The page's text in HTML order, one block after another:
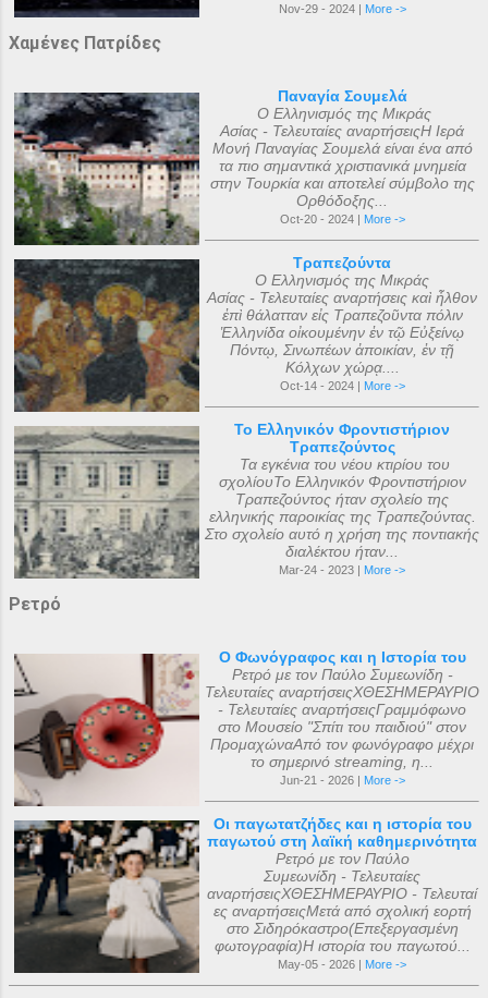
Nov-29 - 2024 | More ->
Χαμένες Πατρίδες
Παναγία Σουμελά
Ο Ελληνισμός της Μικράς
Ασίας - Τελευταίες αναρτήσειςΗ Ιερά
Μονή Παναγίας Σουμελά είναι ένα από
τα πιο σημαντικά χριστιανικά μνημεία
στην Τουρκία και αποτελεί σύμβολο της
Ορθόδοξης...
Oct-20 - 2024 | More ->
Τραπεζούντα
Ο Ελληνισμός της Μικράς
Ασίας - Τελευταίες αναρτήσεις καὶ ἦλθον
ἐπὶ θάλατταν εἰς Τραπεζοῦντα πόλιν
Ἑλληνίδα οἰκουμένην ἐν τῷ Εὐξείνῳ
Πόντῳ, Σινωπέων ἀποικίαν, ἐν τῇ
Κόλχων χώρᾳ....
Oct-14 - 2024 | More ->
Το Ελληνικόν Φροντιστήριον
Τραπεζούντος
Τα εγκένια του νέου κτιρίου του
σχολίουΤο Ελληνικόν Φροντιστήριον
Τραπεζούντος ήταν σχολείο της
ελληνικής παροικίας της Τραπεζούντας.
Στο σχολείο αυτό η χρήση της ποντιακής
διαλέκτου ήταν...
Mar-24 - 2023 | More ->
Ρετρό
Ο Φωνόγραφος και η Ιστορία του
Ρετρό με τον Παύλο Συμεωνίδη -
Τελευταίες αναρτήσειςΧΘΕΣΗΜΕΡΑΥΡΙΟ
- Τελευταίες αναρτήσειςΓραμμόφωνο
στο Μουσείο "Σπίτι του παιδιού" στον
ΠρομαχώναΑπό τον φωνόγραφο μέχρι
το σημερινό streaming, η...
Jun-21 - 2026 | More ->
Οι παγωτατζήδες και η ιστορία του
παγωτού στη λαϊκή καθημερινότητα
Ρετρό με τον Παύλο
Συμεωνίδη - Τελευταίες
αναρτήσειςΧΘΕΣΗΜΕΡΑΥΡΙΟ - Τελευταί
ες αναρτήσειςΜετά από σχολική εορτή
στο Σιδηρόκαστρο(Επεξεργασμένη
φωτογραφία)Η ιστορία του παγωτού...
May-05 - 2026 | More ->